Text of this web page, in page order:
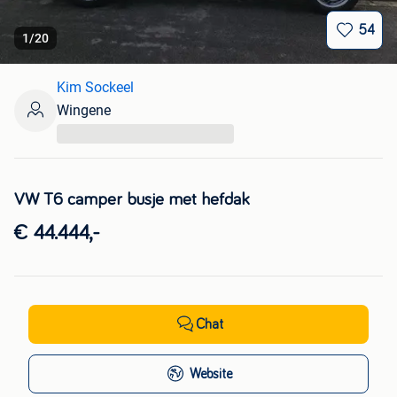
1/20
54
VW T6 camper busje met hefdak
€ 44.444,-
Kim Sockeel
Wingene
Chat
Website